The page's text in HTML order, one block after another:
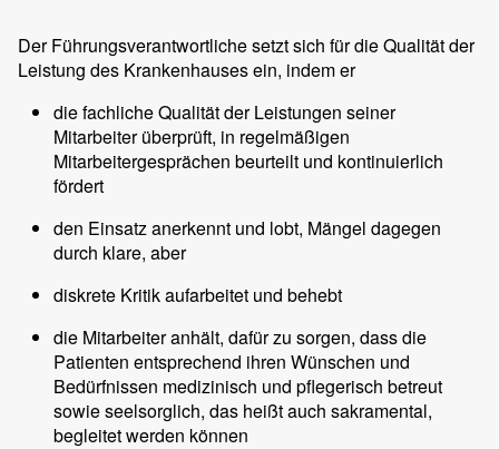
Der Führungsverantwortliche setzt sich für die Qualität der
Leistung des Krankenhauses ein, indem er
die fachliche Qualität der Leistungen seiner
Mitarbeiter überprüft, in regelmäßigen
Mitarbeitergesprächen beurteilt und kontinuierlich
fördert
den Einsatz anerkennt und lobt, Mängel dagegen
durch klare, aber
diskrete Kritik aufarbeitet und behebt
die Mitarbeiter anhält, dafür zu sorgen, dass die
Patienten entsprechend ihren Wünschen und
Bedürfnissen medizinisch und pflegerisch betreut
sowie seelsorglich, das heißt auch sakramental,
begleitet werden können